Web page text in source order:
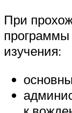
При
программы
изучения: